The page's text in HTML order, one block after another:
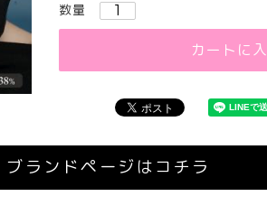
数量
カートに
ブランドページはコチラ